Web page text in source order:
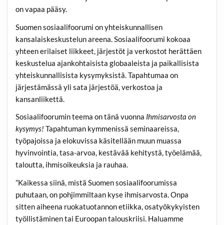
on vapaa pääsy.
Suomen sosiaalifoorumi on yhteiskunnallisen
kansalaiskeskustelun areena. Sosiaalifoorumi kokoaa
yhteen erilaiset liikkeet, järjestöt ja verkostot herättäen
keskustelua ajankohtaisista globaaleista ja paikallisista
yhteiskunnallisista kysymyksistä. Tapahtumaa on
järjestämässä yli sata järjestöä, verkostoa ja
kansanliikettä.
Sosiaalifoorumin teema on tänä vuonna Ihmisarvosta on
kysymys! Tapahtuman kymmenissä seminaareissa,
työpajoissa ja elokuvissa käsitellään muun muassa
hyvinvointia, tasa-arvoa, kestävää kehitystä, työelämää,
taloutta, ihmisoikeuksia ja rauhaa.
”Kaikessa siinä, mistä Suomen sosiaalifoorumissa
puhutaan, on pohjimmiltaan kyse ihmisarvosta. Onpa
sitten aiheena ruokatuotannon etiikka, osatyökykyisten
työllistäminen tai Euroopan talouskriisi. Haluamme